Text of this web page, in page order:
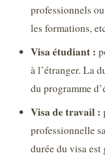
professionnels
les formations,
Visa étudiant :
à l’étranger. La
du programme
Visa de travail :
professionnelle
durée du visa est